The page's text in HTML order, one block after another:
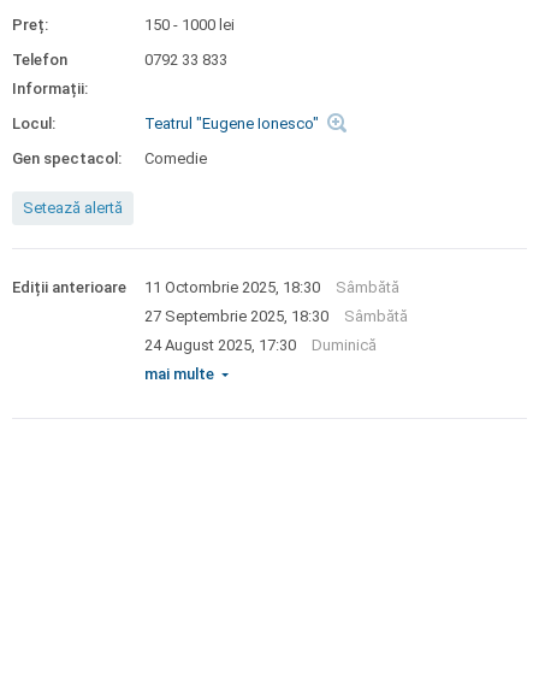
Preț:
150 - 1000 lei
Telefon
Informații:
0792 33 833
Locul:
Teatrul "Eugene Ionesco"
Gen spectacol:
Comedie
Setează alertă
Ediții anterioare 11 Octombrie 2025, 18:30
Sâmbătă
27 Septembrie 2025, 18:30
Sâmbătă
24 August 2025, 17:30
Duminică
mai multe